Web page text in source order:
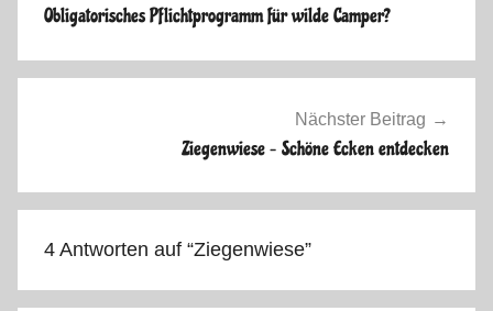
t
2
Obligatorisches Pflichtprogramm für wilde Camper?
Nächster Beitrag
Ziegenwiese – Schöne Ecken entdecken
4 Antworten auf “Ziegenwiese”